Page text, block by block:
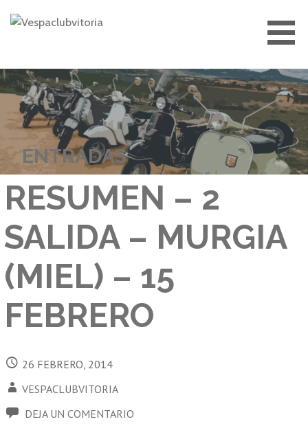
VESPACLUBVITORIA
ENTRADAS
RESUMEN – 2
SALIDA – MURGIA
(MIEL) – 15
FEBRERO
26 FEBRERO, 2014
VESPACLUBVITORIA
DEJA UN COMENTARIO